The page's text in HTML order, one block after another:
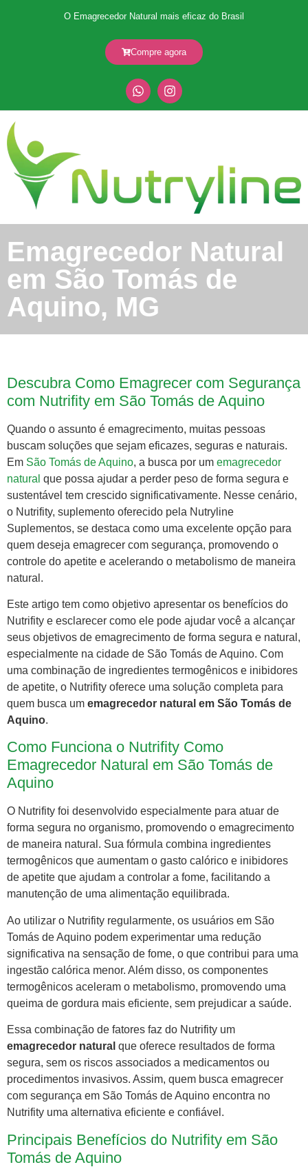
O Emagrecedor Natural mais eficaz do Brasil
Compre agora
Emagrecedor Natural
em São Tomás de
Aquino, MG
Descubra Como Emagrecer com Segurança
com Nutrifity em São Tomás de Aquino
Quando o assunto é emagrecimento, muitas pessoas
buscam soluções que sejam eficazes, seguras e naturais.
Em São Tomás de Aquino, a busca por um emagrecedor
natural que possa ajudar a perder peso de forma segura e
sustentável tem crescido significativamente. Nesse cenário,
o Nutrifity, suplemento oferecido pela Nutryline
Suplementos, se destaca como uma excelente opção para
quem deseja emagrecer com segurança, promovendo o
controle do apetite e acelerando o metabolismo de maneira
natural.
Este artigo tem como objetivo apresentar os benefícios do
Nutrifity e esclarecer como ele pode ajudar você a alcançar
seus objetivos de emagrecimento de forma segura e natural,
especialmente na cidade de São Tomás de Aquino. Com
uma combinação de ingredientes termogênicos e inibidores
de apetite, o Nutrifity oferece uma solução completa para
quem busca um emagrecedor natural em São Tomás de
Aquino.
Como Funciona o Nutrifity Como
Emagrecedor Natural em São Tomás de
Aquino
O Nutrifity foi desenvolvido especialmente para atuar de
forma segura no organismo, promovendo o emagrecimento
de maneira natural. Sua fórmula combina ingredientes
termogênicos que aumentam o gasto calórico e inibidores
de apetite que ajudam a controlar a fome, facilitando a
manutenção de uma alimentação equilibrada.
Ao utilizar o Nutrifity regularmente, os usuários em São
Tomás de Aquino podem experimentar uma redução
significativa na sensação de fome, o que contribui para uma
ingestão calórica menor. Além disso, os componentes
termogênicos aceleram o metabolismo, promovendo uma
queima de gordura mais eficiente, sem prejudicar a saúde.
Essa combinação de fatores faz do Nutrifity um
emagrecedor natural que oferece resultados de forma
segura, sem os riscos associados a medicamentos ou
procedimentos invasivos. Assim, quem busca emagrecer
com segurança em São Tomás de Aquino encontra no
Nutrifity uma alternativa eficiente e confiável.
Principais Benefícios do Nutrifity em São
Tomás de Aquino